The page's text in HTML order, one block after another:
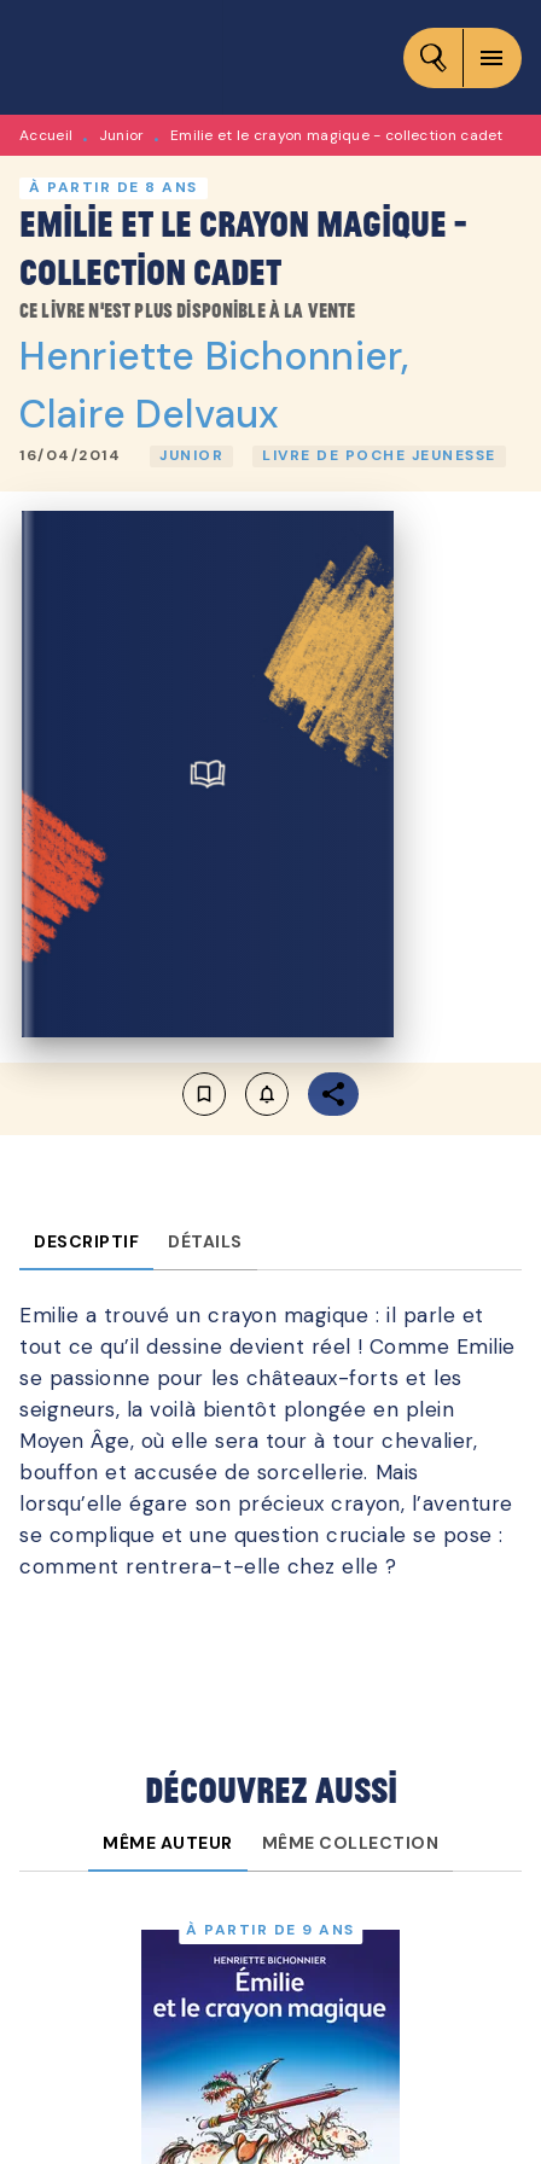
CONTENU
menu
Accueil • Junior • Emilie et le crayon magique - collection cadet
À PARTIR DE 8 ANS
Emilie et le crayon magique -
collection cadet
Ce livre n'est plus disponible à la vente
Henriette Bichonnier,
Claire Delvaux
16/04/2014 JUNIOR LIVRE DE POCHE JEUNESSE
bookmark_border notifications_none_outlined
DESCRIPTIF DÉTAILS
Emilie a trouvé un crayon magique : il parle et
tout ce qu’il dessine devient réel ! Comme Emilie
se passionne pour les châteaux-forts et les
seigneurs, la voilà bientôt plongée en plein
Moyen Âge, où elle sera tour à tour chevalier,
bouffon et accusée de sorcellerie. Mais
lorsqu’elle égare son précieux crayon, l’aventure
se complique et une question cruciale se pose :
comment rentrera-t-elle chez elle ?
Découvrez aussi
MÊME AUTEUR MÊME COLLECTION
À PARTIR DE 9 ANS